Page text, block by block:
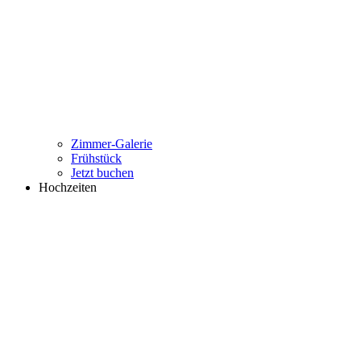
Zimmer-Galerie
Frühstück
Jetzt buchen
Hochzeiten